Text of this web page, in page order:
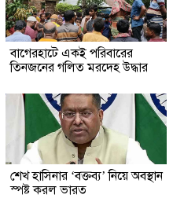
‎বাগেরহাটে একই পরিবারের
তিনজনের গলিত মরদেহ উদ্ধার
শেখ হাসিনার ‘বক্তব্য’ নিয়ে অবস্থান
স্পষ্ট করল ভারত